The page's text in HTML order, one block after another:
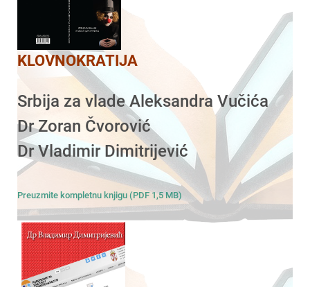
KLOVNOKRATIJA
Srbija za vlade Aleksandra Vučića
Dr Zoran Čvorović
Dr Vladimir Dimitrijević
Preuzmite kompletnu knjigu (PDF 1,5 MB)